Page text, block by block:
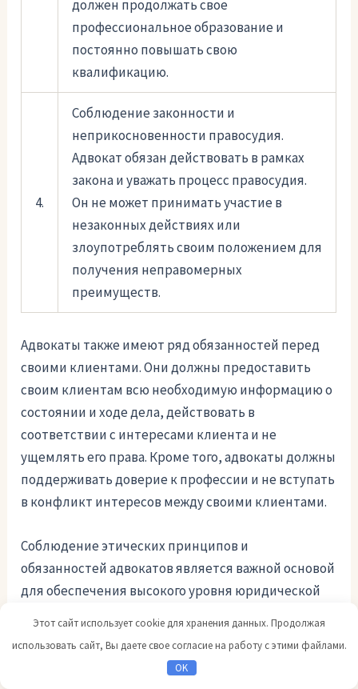
должен продолжать свое
профессиональное образование и
постоянно повышать свою
квалификацию.
4.
Соблюдение законности и
неприкосновенности правосудия.
Адвокат обязан действовать в рамках
закона и уважать процесс правосудия.
Он не может принимать участие в
незаконных действиях или
злоупотреблять своим положением для
получения неправомерных
преимуществ.
Адвокаты также имеют ряд обязанностей перед
своими клиентами. Они должны предоставить
своим клиентам всю необходимую информацию о
состоянии и ходе дела, действовать в
соответствии с интересами клиента и не
ущемлять его права. Кроме того, адвокаты должны
поддерживать доверие к профессии и не вступать
в конфликт интересов между своими клиентами.
Соблюдение этических принципов и
обязанностей адвокатов является важной основой
для обеспечения высокого уровня юридической
Гарантии прав и свобод
Этот сайт использует cookie для хранения данных. Продолжая
использовать сайт, Вы даете свое согласие на работу с этими файлами.
OK